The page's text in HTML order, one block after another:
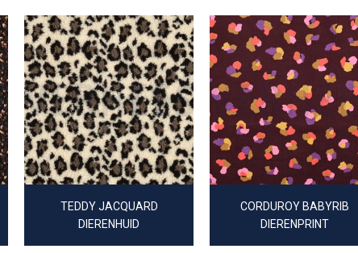
TEDDY JACQUARD
DIERENHUID
CORDUROY BABYRIB
DIERENPRINT